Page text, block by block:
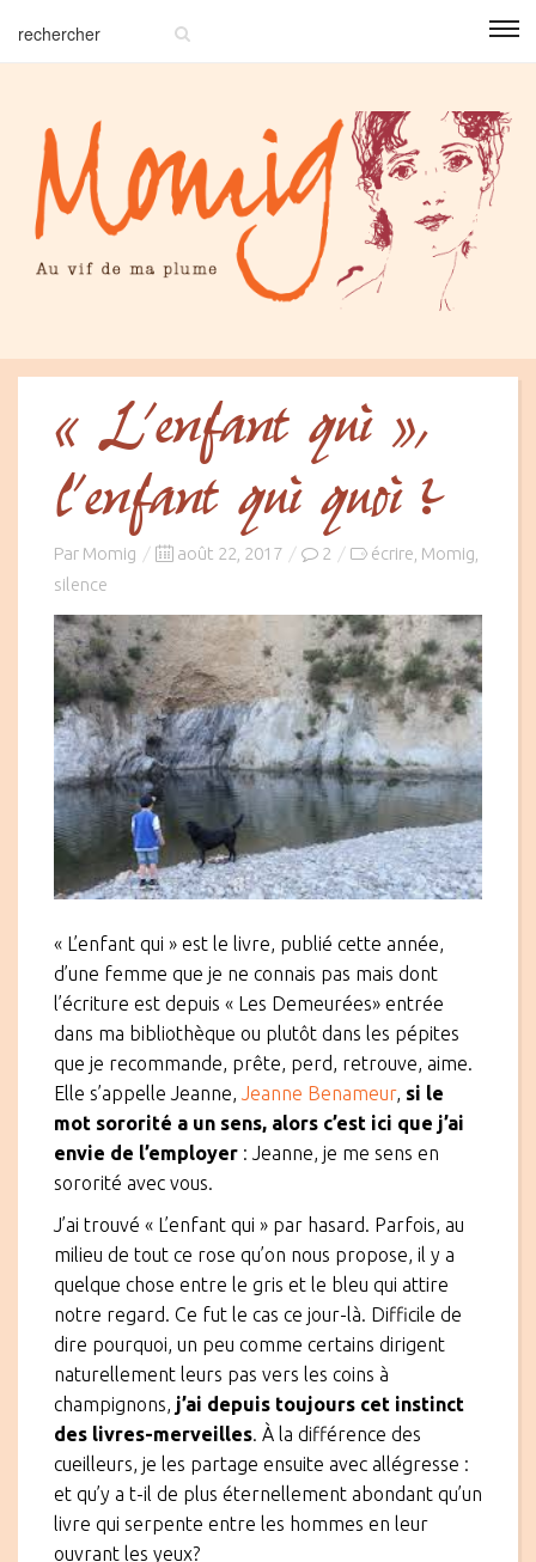
« L’enfant qui »,
l’enfant qui quoi ?
Par Momig
Posted
août 22, 2017 2 écrire Momig
silence
« L’enfant qui » est le livre, publié cette année,
d’une femme que je ne connais pas mais dont
l’écriture est depuis « Les Demeurées» entrée
dans ma bibliothèque ou plutôt dans les pépites
que je recommande, prête, perd, retrouve, aime.
Elle s’appelle Jeanne, Jeanne Benameur, si le
mot sororité a un sens, alors c’est ici que j’ai
envie de l’employer : Jeanne, je me sens en
sororité avec vous.
J’ai trouvé « L’enfant qui » par hasard. Parfois, au
milieu de tout ce rose qu’on nous propose, il y a
quelque chose entre le gris et le bleu qui attire
notre regard. Ce fut le cas ce jour-là. Difficile de
dire pourquoi, un peu comme certains dirigent
naturellement leurs pas vers les coins à
champignons, j’ai depuis toujours cet instinct
des livres-merveilles. À la différence des
cueilleurs, je les partage ensuite avec allégresse :
et qu’y a t-il de plus éternellement abondant qu’un
livre qui serpente entre les hommes en leur
ouvrant les yeux?